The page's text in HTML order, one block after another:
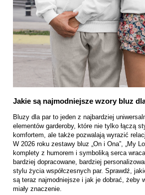
Jakie są najmodniejsze wzory bluz
Bluzy dla par to jeden z najbardziej
elementów garderoby, które nie tylko łączą
komfortem, ale także pozwalają wyrazić
W 2026 roku zestawy bluz „On i Ona”, „My
komplety z humorem i symboliką serca
bardziej dopracowane, bardziej
stylu życia współczesnych par. Sprawdź,
są teraz najmodniejsze i jak je dobrać, żeby
miały znaczenie.